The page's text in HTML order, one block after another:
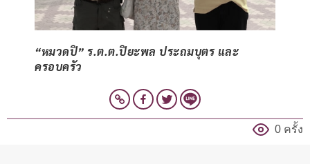
“หมวดปิ” ร.ต.ต.ปิยะพล ประถมบุตร และ
ครอบครัว
0 ครั้ง